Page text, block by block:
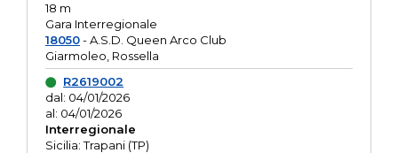
18 m
Gara Interregionale
18050- A.S.D. Queen Arco Club
Giarmoleo, Rossella
R2619002
dal: 04/01/2026
al: 04/01/2026
Interregionale
Sicilia: Trapani (TP)